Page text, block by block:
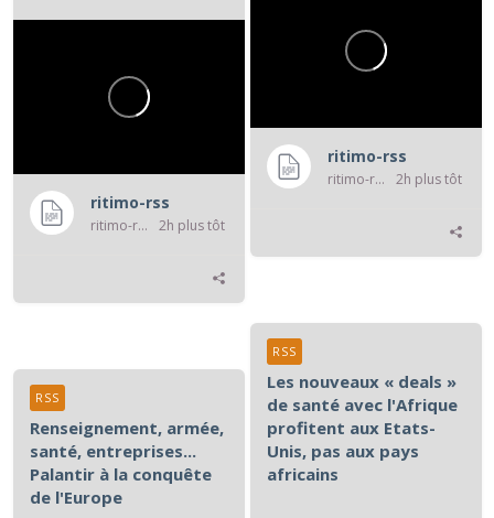
ritimo-rss
ritimo-rss 2h plus tôt
ritimo-rss
ritimo-rss 2h plus tôt
Les nouveaux « deals »
de santé avec l'Afrique
profitent aux Etats-
Unis, pas aux pays
africains
RSS
Renseignement, armée,
santé, entreprises...
Palantir à la conquête
de l'Europe
RSS